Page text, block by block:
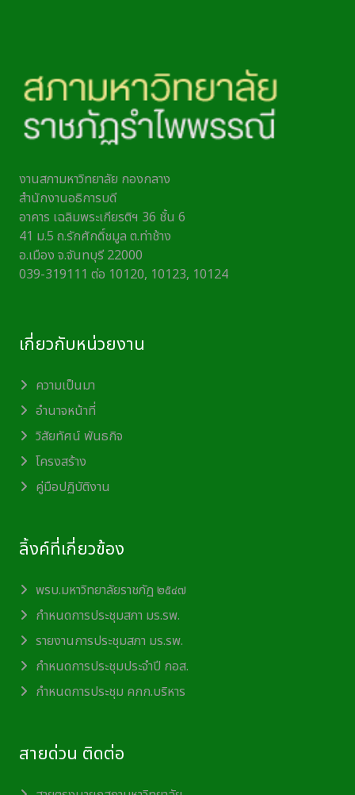
งานสภามหาวิทยาลัย กองกลาง
สำนักงานอธิการบดี
อาคาร เฉลิมพระเกียรติฯ 36 ชั้น 6
41 ม.5 ถ.รักศักดิ์ชมูล ต.ท่าช้าง
อ.เมือง จ.จันทบุรี 22000
039-319111 ต่อ 10120, 10123, 10124
เกี่ยวกับหน่วยงาน
ความเป็นมา
อำนาจหน้าที่
วิสัยทัศน์ พันธกิจ
โครงสร้าง
คู่มือปฏิบัติงาน
ลิ้งค์ที่เกี่ยวข้อง
พรบ.มหาวิทยาลัยราชภัฏ ๒๕๔๗
กำหนดการประชุมสภา มร.รพ.
รายงานการประชุมสภา มร.รพ.
กำหนดการประชุมประจำปี กอส.
กำหนดการประชุม คกก.บริหาร
สายด่วน ติดต่อ